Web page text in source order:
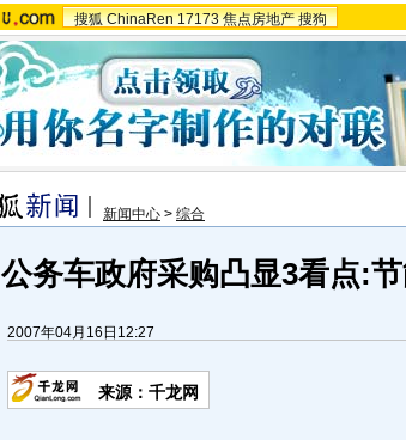
搜狐 ChinaRen 17173 焦点房地产 搜狗
新闻中心 > 综合
公务车政府采购凸显3看点:
2007年04月16日12:27
来源：千龙网